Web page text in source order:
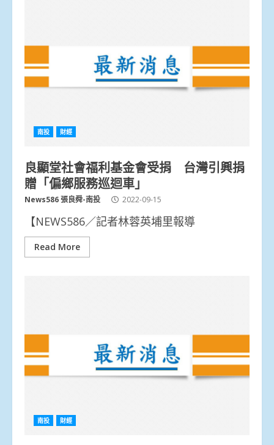
南投 財經
良顯堂社會福利基金會受捐 台灣引興捐
贈「偏鄉服務巡迴車」
News586 張良舜-南投 2022-09-15
【NEWS586／記者林蓉英埔里報導
Read More
南投 財經